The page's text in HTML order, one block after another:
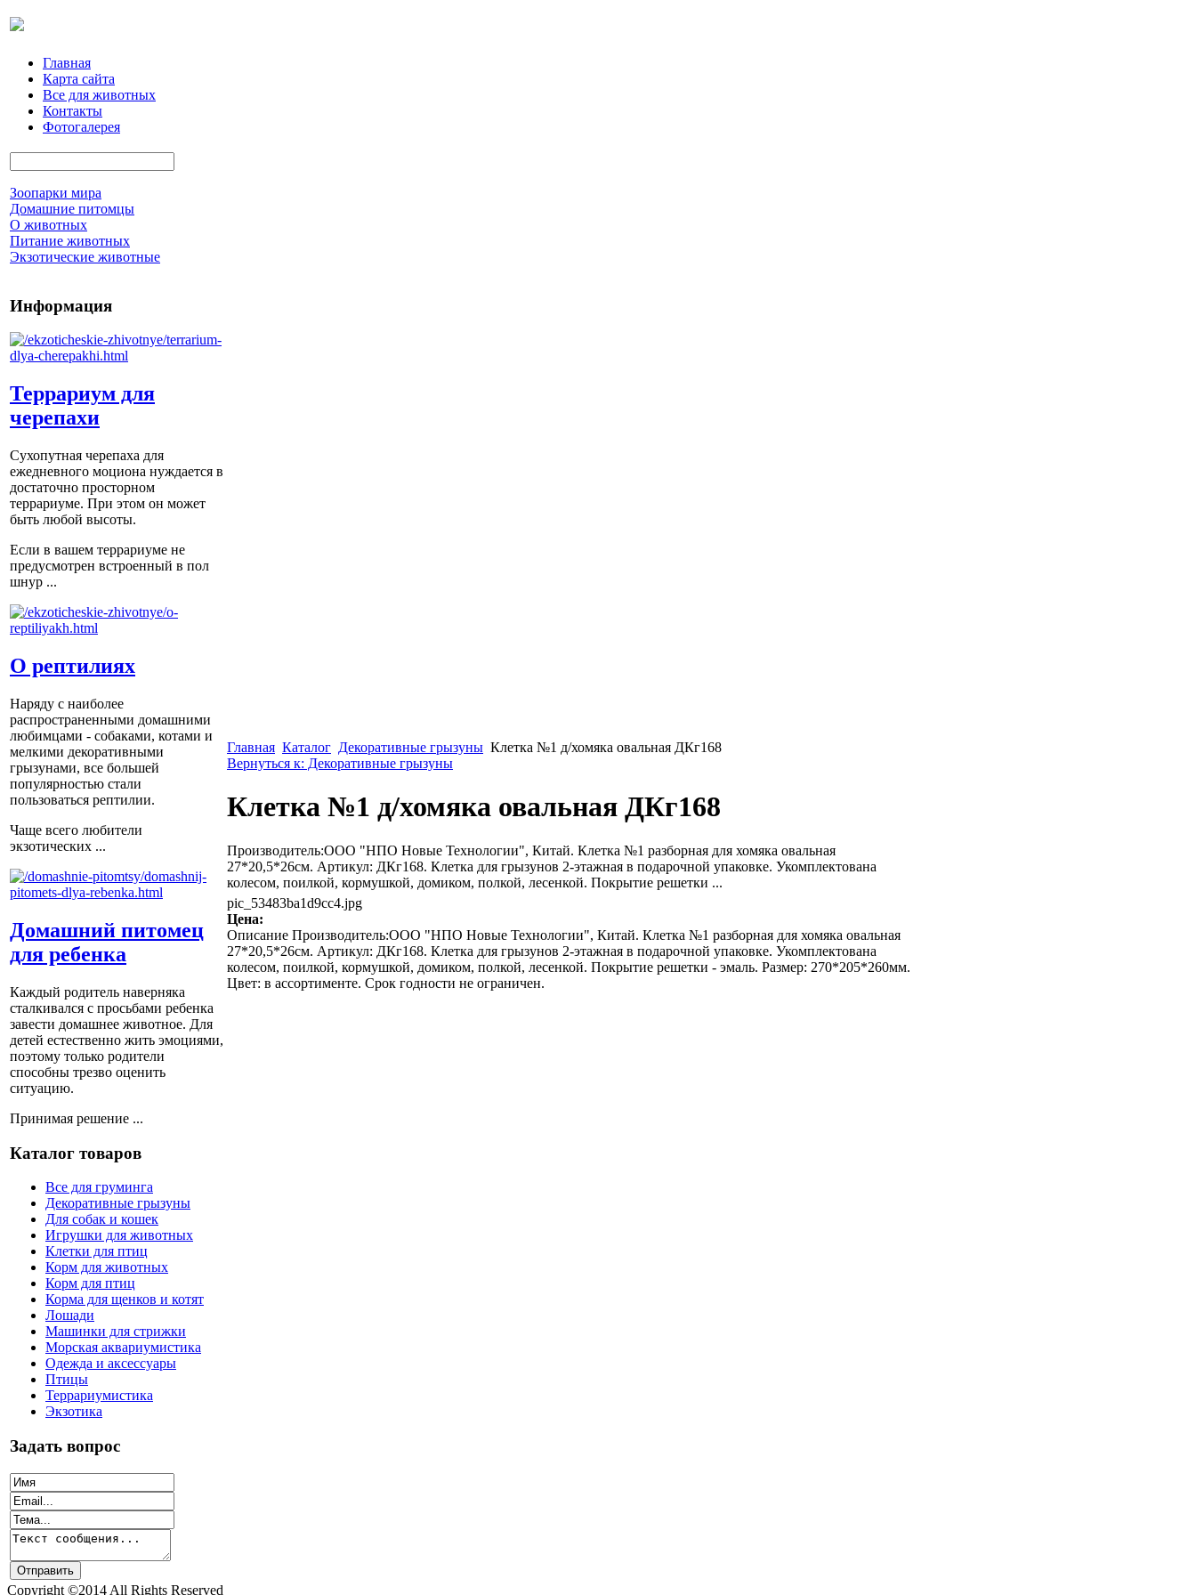
Главная
Карта сайта
Все для животных
Контакты
Фотогалерея
Зоопарки мира
Домашние питомцы
О животных
Питание животных
Экзотические животные
Информация
Террариум для
черепахи
Сухопутная черепаха для
ежедневного моциона нуждается в
достаточно просторном
террариуме. При этом он может
быть любой высоты.
Если в вашем террариуме не
предусмотрен встроенный в пол
шнур ...
О рептилиях
Наряду с наиболее
распространенными домашними
любимцами - собаками, котами и
мелкими декоративными
грызунами, все большей
популярностью стали
пользоваться рептилии.
Чаще всего любители
экзотических ...
Домашний питомец
для ребенка
Каждый родитель наверняка
сталкивался с просьбами ребенка
завести домашнее животное. Для
детей естественно жить эмоциями,
поэтому только родители
способны трезво оценить
ситуацию.
Принимая решение ...
Каталог товаров
Все для груминга
Декоративные грызуны
Для собак и кошек
Игрушки для животных
Клетки для птиц
Корм для животных
Корм для птиц
Корма для щенков и котят
Лошади
Машинки для стрижки
Морская аквариумистика
Одежда и аксессуары
Птицы
Террариумистика
Экзотика
Задать вопрос
Главная Каталог Декоративные грызуны Клетка №1 д/хомяка овальная ДКг168
Вернуться к: Декоративные грызуны
Клетка №1 д/хомяка овальная ДКг168
Производитель:ООО "НПО Новые Технологии", Китай. Клетка №1 разборная для хомяка овальная
27*20,5*26см. Артикул: ДКг168. Клетка для грызунов 2-этажная в подарочной упаковке. Укомплектована
колесом, поилкой, кормушкой, домиком, полкой, лесенкой. Покрытие решетки ...
pic_53483ba1d9cc4.jpg
Цена:
Описание Производитель:ООО "НПО Новые Технологии", Китай. Клетка №1 разборная для хомяка овальная
27*20,5*26см. Артикул: ДКг168. Клетка для грызунов 2-этажная в подарочной упаковке. Укомплектована
колесом, поилкой, кормушкой, домиком, полкой, лесенкой. Покрытие решетки - эмаль. Размер: 270*205*260мм.
Цвет: в ассортименте. Срок годности не ограничен.
Copyright ©2014 All Rights Reserved